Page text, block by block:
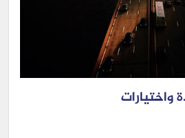
واختيارات